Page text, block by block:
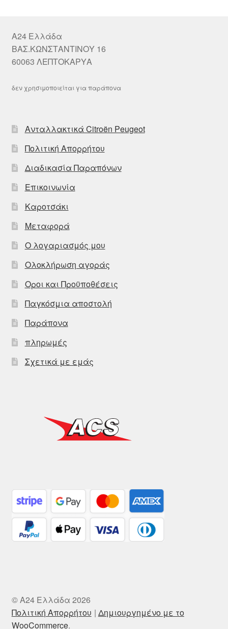
A24 Ελλάδα
ΒΑΣ.ΚΩΝΣΤΑΝΤΙΝΟΥ 16
60063 ΛΕΠΤΟΚΑΡΥΑ
δεν χρησιμοποιείται για παράπονα
Ανταλλακτικά Citroën Peugeot
Πολιτική Απορρήτου
Διαδικασία Παραπόνων
Επικοινωνία
Καροτσάκι
Μεταφορά
Ο λογαριασμός μου
Ολοκλήρωση αγοράς
Οροι και Προϋποθέσεις
Παγκόσμια αποστολή
Παράπονα
πληρωμές
Σχετικά με εμάς
© A24 Ελλάδα 2026
Πολιτική Απορρήτου
Δημιουργημένο με το
WooCommerce.